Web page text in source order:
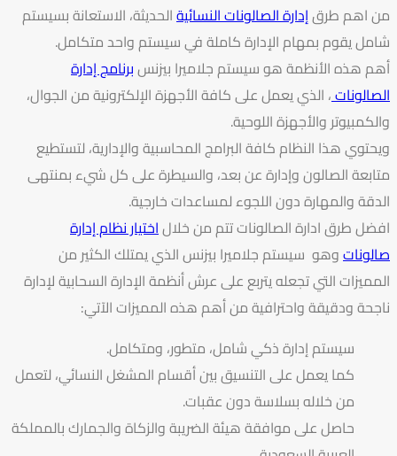
من اهم طرقإدارة الصالونات النسائيةالحديثة، الاستعانة بسيستم
شامل يقوم بمهام الإدارة كاملة في سيستم واحد متكامل.
أهم هذه الأنظمة هو سيستم جلاميرا بيزنسبرنامج إدارة
الصالونات، الذي يعمل على كافة الأجهزة الإلكترونية من الجوال،
والكمبيوتر والأجهزة اللوحية.
ويحتوي هذا النظام كافة البرامج المحاسبية والإدارية، لتستطيع
متابعة الصالون وإدارة عن بعد، والسيطرة على كل شيء بمنتهى
الدقة والمهارة دون اللجوء لمساعدات خارجية.
افضل طرق ادارة الصالونات تتم من خلالاختيار نظام إدارة
صالوناتوهو سيستم جلاميرا بيزنس الذي يمتلك الكثير من
المميزات التي تجعله يتربع على عرش أنظمة الإدارة السحابية لإدارة
ناجحة ودقيقة واحترافية من أهم هذه المميزات الآتي:
سيستم إدارة ذكي شامل، متطور، ومتكامل.
كما يعمل على التنسيق بين أقسام المشغل النسائي، لتعمل
من خلاله بسلاسة دون عقبات.
حاصل على موافقة هيئة الضريبة والزكاة والجمارك بالمملكة